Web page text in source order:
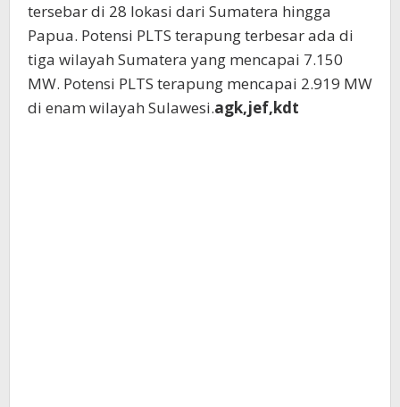
tersebar di 28 lokasi dari Sumatera hingga
Papua. Potensi PLTS terapung terbesar ada di
tiga wilayah Sumatera yang mencapai 7.150
MW. Potensi PLTS terapung mencapai 2.919 MW
di enam wilayah Sulawesi.agk,jef,kdt